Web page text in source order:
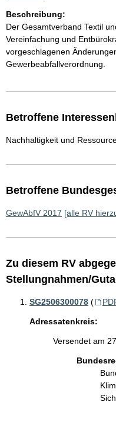
Beschreibung:
Der Gesamtverband Textil
Vereinfachung und
vorgeschlagenen
Gewerbeabfallverordnung.
Betroffene
Nachhaltigkeit und
Betroffene
GewAbfV 2017 [alle RV
Zu diesem RV
Stellungnahmen/
SG2506300078 (
Adressatenkreis:
Versendet am